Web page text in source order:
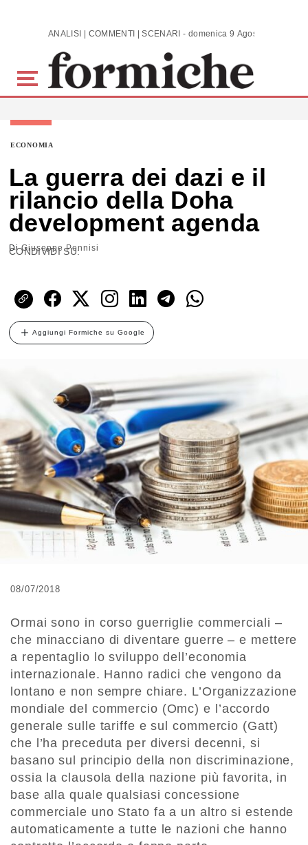
Skip to main content ANALISI | COMMENTI | SCENARI - domenica 9 Agosto 2026
ECONOMIA
La guerra dei dazi e il
rilancio della Doha
development agenda
DiGiuseppe Pennisi
CONDIVIDI SU:
Aggiungi Formiche su Google
08/07/2018
Ormai sono in corso guerriglie commerciali –
che minacciano di diventare guerre – e mettere
a repentaglio lo sviluppo dell’economia
internazionale. Hanno radici che vengono da
lontano e non sempre chiare. L’Organizzazione
mondiale del commercio (Omc) e l’accordo
generale sulle tariffe e sul commercio (Gatt)
che l’ha preceduta per diversi decenni, si
basano sul principio della non discriminazione,
ossia la clausola della nazione più favorita, in
base alla quale qualsiasi concessione
commerciale uno Stato fa a un altro si estende
automaticamente a tutte le nazioni che hanno